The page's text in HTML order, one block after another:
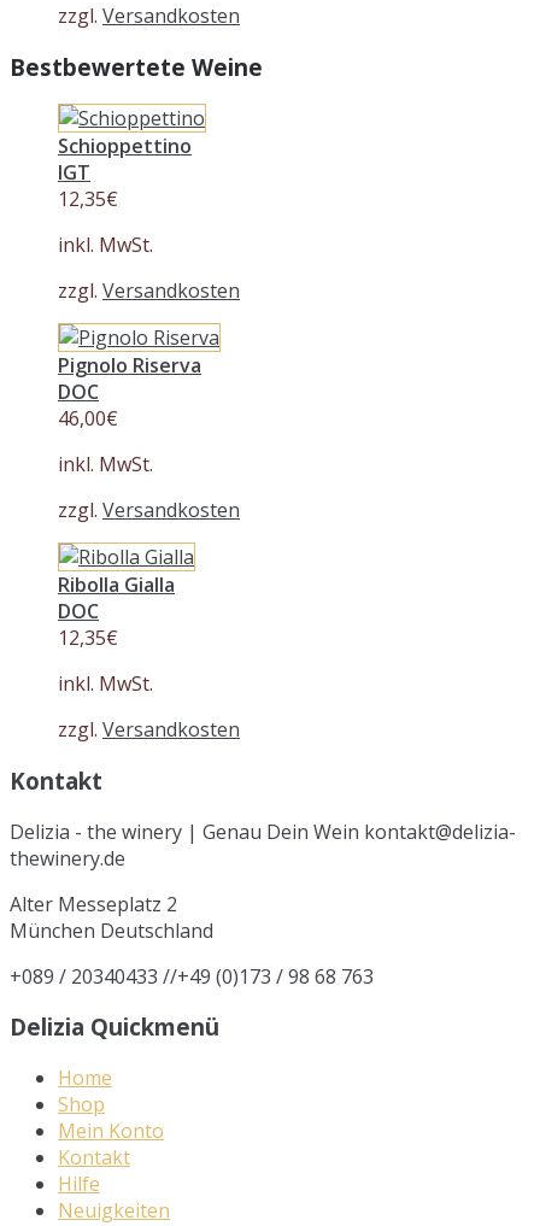
zzgl. Versandkosten
Bestbewertete Weine
Schioppettino
IGT
12,35€
inkl. MwSt.
zzgl. Versandkosten
Pignolo Riserva
DOC
46,00€
inkl. MwSt.
zzgl. Versandkosten
Ribolla Gialla
DOC
12,35€
inkl. MwSt.
zzgl. Versandkosten
Kontakt
Delizia - the winery | Genau Dein Wein kontakt@delizia-
thewinery.de
Alter Messeplatz 2
München Deutschland
+089 / 20340433 //+49 (0)173 / 98 68 763
Delizia Quickmenü
Home
Shop
Mein Konto
Kontakt
Hilfe
Neuigkeiten